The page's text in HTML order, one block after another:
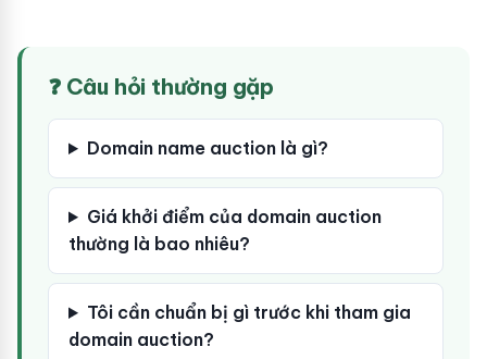
❓ Câu hỏi thường gặp
Domain name auction là gì?
Giá khởi điểm của domain auction
thường là bao nhiêu?
Tôi cần chuẩn bị gì trước khi tham gia
domain auction?